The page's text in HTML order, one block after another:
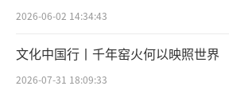
2026-06-02 14:34:43
文化中国行丨千年窑火何以映照世界
2026-07-31 18:09:33